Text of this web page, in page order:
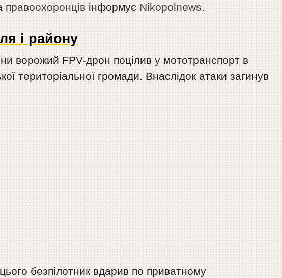
правоохоронців інформує Nikopolnews.
і району
ворожий FPV-дрон поцілив у мототранспорт в
територіальної громади. Внаслідок атаки загинув
безпілотник вдарив по приватному